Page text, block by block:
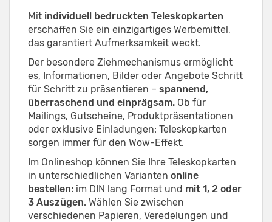
Mit individuell bedruckten Teleskopkarten
erschaffen Sie ein einzigartiges Werbemittel,
das garantiert Aufmerksamkeit weckt.
Der besondere Ziehmechanismus ermöglicht
es, Informationen, Bilder oder Angebote Schritt
für Schritt zu präsentieren – spannend,
überraschend und einprägsam. Ob für
Mailings, Gutscheine, Produktpräsentationen
oder exklusive Einladungen: Teleskopkarten
sorgen immer für den Wow-Effekt.
Im Onlineshop können Sie Ihre Teleskopkarten
in unterschiedlichen Varianten online
bestellen: im DIN lang Format und mit 1, 2 oder
3 Auszügen. Wählen Sie zwischen
verschiedenen Papieren, Veredelungen und